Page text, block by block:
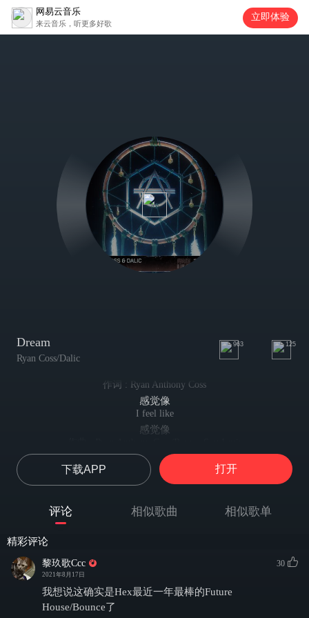
网易云音乐
来云音乐，听更多好歌
立即体验
Dream
Ryan Coss/Dalic
963 125
作词 : Ryan Anthony Coss
感觉像
I feel like
感觉像
感觉像
I feel like a man of dream
我觉得自己是个有梦想的人
因为什么也看不见
I feel like a man of dream
感觉自己像有个梦想的人
下载APP 打开
评论 相似歌曲 相似歌单
精彩评论
黎玖歌Ccc
2021年8月17日
30
我想说这确实是Hex最近一年最棒的Future
House/Bounce了